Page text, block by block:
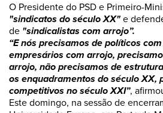
O Presidente do PSD e Primeiro-
"sindicatos do século XX" e
de "sindicalistas com arrojo”.
“E nós precisamos de políticos
empresários com arrojo,
arrojo, não precisamos de
os enquadramentos do século XX,
competitivos no século XXI”,
Este domingo, na sessão de